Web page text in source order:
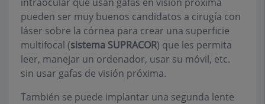
pueden ser muy buenos candidatos a cirugía con
láser sobre la córnea para crear una superficie
multifocal (sistema SUPRACOR) que les permita
leer, manejar un ordenador, usar su móvil, etc.
sin usar gafas de visión próxima.
También se puede implantar una segunda lente